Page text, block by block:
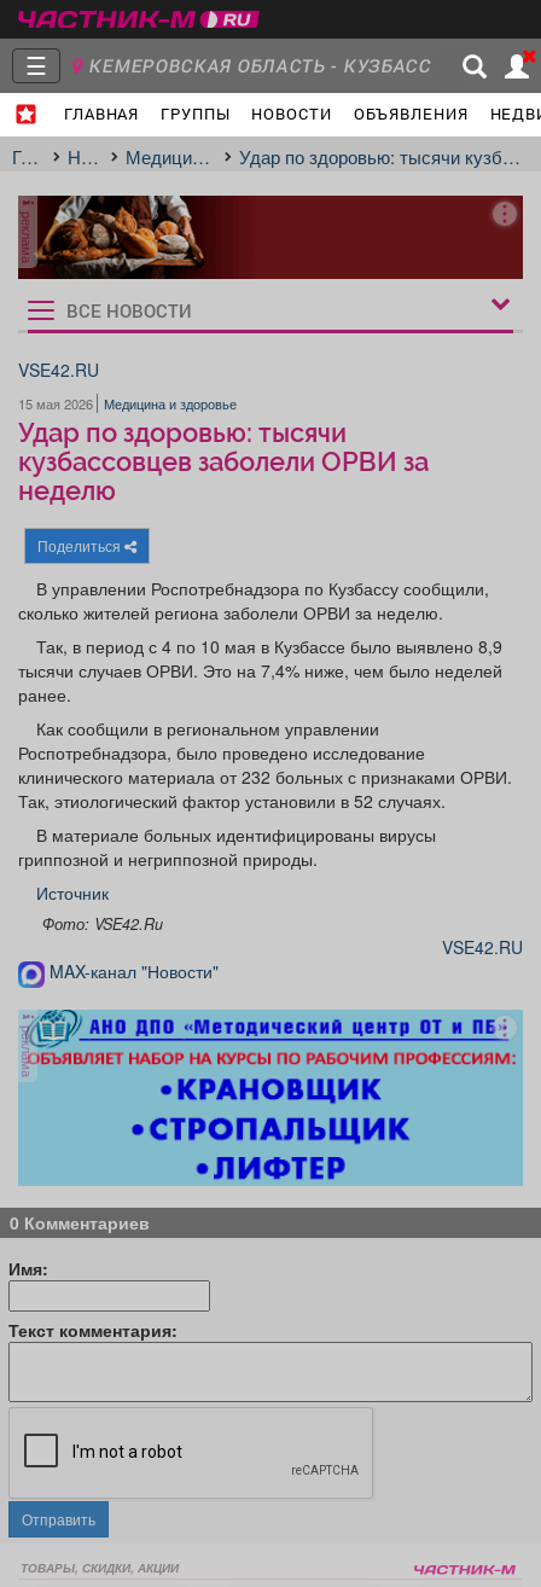
☰ КЕМЕРОВСКАЯ ОБЛАСТЬ - КУЗБАСС
ГЛАВНАЯ ГРУППЫ НОВОСТИ ОБЪЯВЛЕНИЯ
Главная
Группы
Объявления Недвижимость Услуги
Работа
Афиша
Товары
Я - пенсионер
ГлавнаяНовостиМедицина и здоровье Удар по здоровью: тысячи кузбассовцев заболели ОРВИ за неделю
реклама
Рукбрики
новостей
ВСЕ НОВОСТИ
VSE42.RU
15 мая 2026 Медицина и здоровье
Удар по здоровью: тысячи
кузбассовцев заболели ОРВИ за
неделю
Поделиться
В управлении Роспотребнадзора по Кузбассу сообщили,
сколько жителей региона заболели ОРВИ за неделю.
Так, в период с 4 по 10 мая в Кузбассе было выявлено 8,9
тысячи случаев ОРВИ. Это на 7,4% ниже, чем было неделей
ранее.
Как сообщили в региональном управлении
Роспотребнадзора, было проведено исследование
клинического материала от 232 больных с признаками ОРВИ.
Так, этиологический фактор установили в 52 случаях.
В материале больных идентифицированы вирусы
гриппозной и негриппозной природы.
Источник
Фото: VSE42.Ru
VSE42.RU
MAX-канал "Новости"
реклама
0 Комментариев
Имя:
Текст комментария:
Отправить
ТОВАРЫ, СКИДКИ, АКЦИИ